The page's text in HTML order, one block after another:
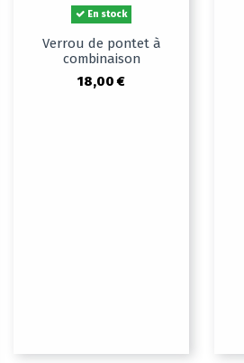
En stock
Verrou de pontet à
combinaison
18,00 €